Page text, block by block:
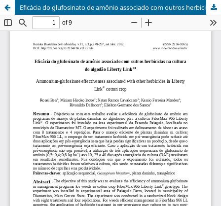
Eficácia do glufosinato de amônio associado com outros herbicidas na cultura do algodão Liberty Link®